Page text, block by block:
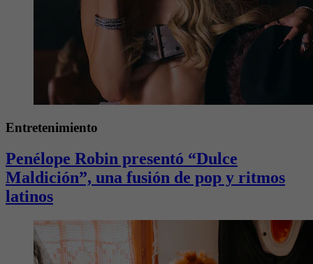
Entretenimiento
Penélope Robin presentó “Dulce
Maldición”, una fusión de pop y ritmos
latinos